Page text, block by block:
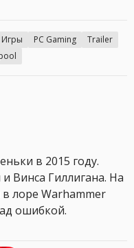
Игры PC Gaming
Trailer
в 2015 году.
Винса Гиллигана. На
лоре Warhammer
ошибкой.